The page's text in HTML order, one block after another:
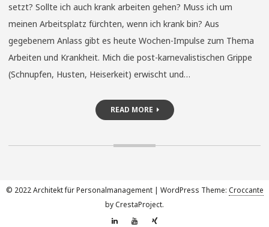
setzt? Sollte ich auch krank arbeiten gehen? Muss ich um
meinen Arbeitsplatz fürchten, wenn ich krank bin? Aus
gegebenem Anlass gibt es heute Wochen-Impulse zum Thema
Arbeiten und Krankheit. Mich die post-karnevalistischen Grippe
(Schnupfen, Husten, Heiserkeit) erwischt und…
READ MORE
© 2022 Architekt für Personalmanagement | WordPress Theme: Croccante
by CrestaProject.
LinkedinYouTubeXing